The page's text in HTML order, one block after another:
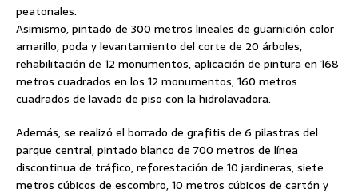
peatonales.
Asimismo, pintado de 300 metros lineales de guarnición color
amarillo, poda y levantamiento del corte de 20 árboles,
rehabilitación de 12 monumentos, aplicación de pintura en 168
metros cuadrados en los 12 monumentos, 160 metros
cuadrados de lavado de piso con la hidrolavadora.
Además, se realizó el borrado de grafitis de 6 pilastras del
parque central, pintado blanco de 700 metros de línea
discontinua de tráfico, reforestación de 10 jardineras, siete
metros cúbicos de escombro, 10 metros cúbicos de cartón y